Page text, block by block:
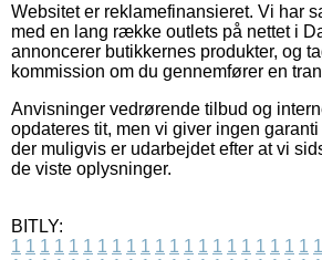
Websitet er reklamefinansieret. Vi har
med en lang række outlets på nettet i
annoncerer butikkernes produkter, og
kommission om du gennemfører en
Anvisninger vedrørende tilbud og
opdateres tit, men vi giver ingen
der muligvis er udarbejdet efter at vi
de viste oplysninger.
BITLY:
1 1 1 1 1 1 1 1 1 1 1 1 1 1 1 1 1 1 1 1 1 1